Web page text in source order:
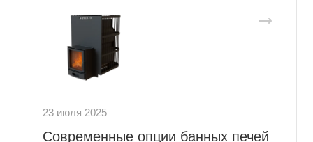
23 июля 2025
Современные опции банных печей